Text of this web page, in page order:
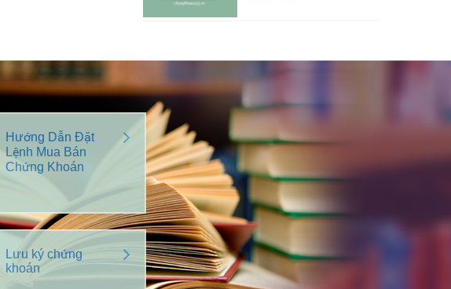
Hướng Dẫn Đặt
Lệnh Mua Bán
Chứng Khoán
Lưu ký chứng
khoán